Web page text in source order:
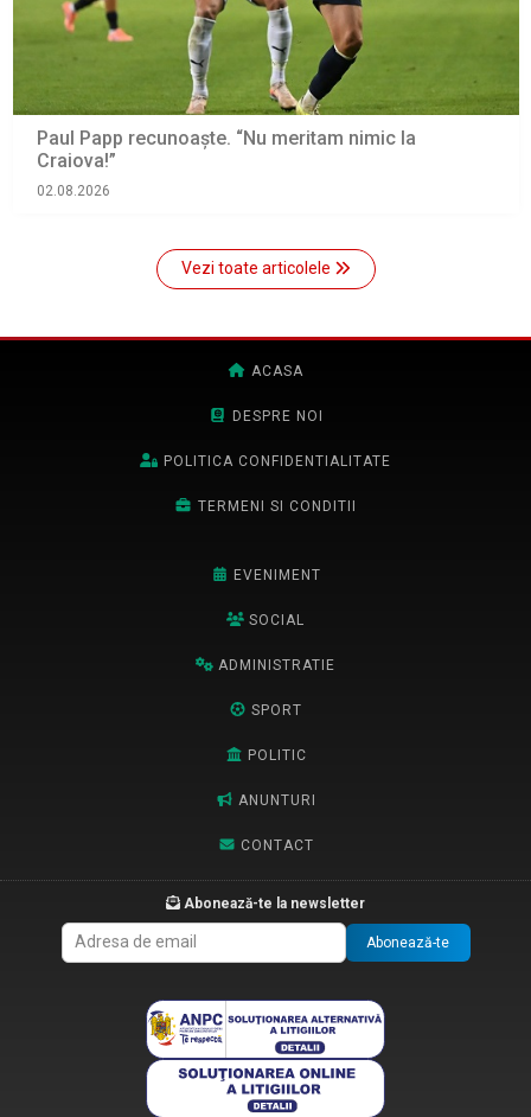
Paul Papp recunoaşte. “Nu meritam nimic la
Craiova!”
02.08.2026
Vezi toate articolele
ACASA
DESPRE NOI
POLITICA CONFIDENTIALITATE
TERMENI SI CONDITII
EVENIMENT
SOCIAL
ADMINISTRATIE
SPORT
POLITIC
ANUNTURI
CONTACT
Abonează-te la newsletter
Abonează-te